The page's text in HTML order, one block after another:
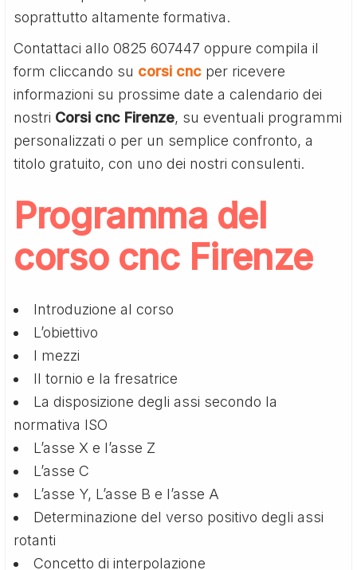
soprattutto altamente formativa.
Contattaci allo 0825 607447 oppure compila il
form cliccando su corsi cnc per ricevere
informazioni su prossime date a calendario dei
nostri Corsi cnc Firenze, su eventuali programmi
personalizzati o per un semplice confronto, a
titolo gratuito, con uno dei nostri consulenti.
Programma del
corso cnc Firenze
Introduzione al corso
L’obiettivo
I mezzi
Il tornio e la fresatrice
La disposizione degli assi secondo la
normativa ISO
L’asse X e l’asse Z
L’asse C
L’asse Y, L’asse B e l’asse A
Determinazione del verso positivo degli assi
rotanti
Concetto di interpolazione